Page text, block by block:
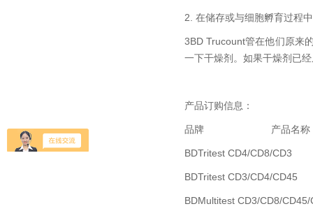
2. 在储存或与细胞孵育过程
3BD Trucount管在他们原来
一下干燥剂。如果干燥剂已
产品订购信息：
品牌 产品名称
BDTritest CD4/CD8/CD3
BDTritest CD3/CD4/CD45
BDMultitest CD3/CD8/CD45/